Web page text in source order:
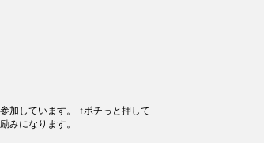
加しています。 ↑ポチっと押して
みになります。